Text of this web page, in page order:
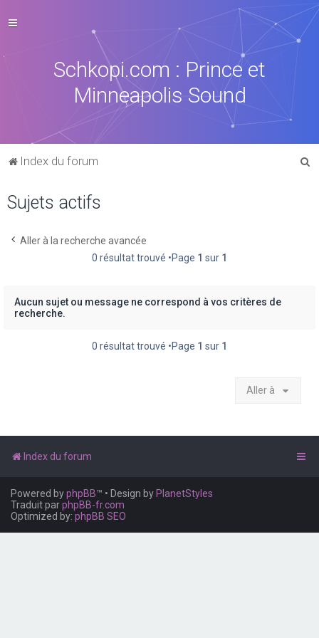
Schkopi.com : Prince et
Minneapolis Sound
Index du forum
Sujets actifs
Aller à la recherche avancée
0 résultat trouvé •Page 1 sur 1
Aucun sujet ou message ne correspond à vos critères de
recherche.
0 résultat trouvé •Page 1 sur 1
Aller à
Index du forum
Powered byphpBB™ • Design by PlanetStyles
Traduit parphpBB-fr.com
Optimized by: phpBB SEO